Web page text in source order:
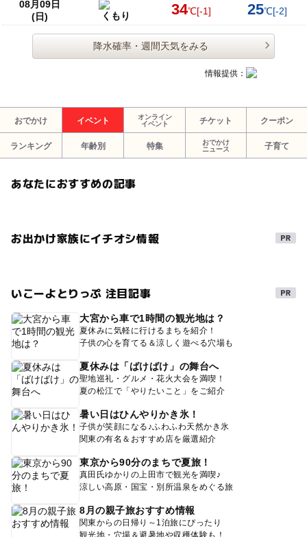
08月09日
(日)
くもり 34℃[-1] 25℃[-2]
降水確率・週間天気をみる
情報提供：
おでかけ イベント
オンライン
イベント
チケット クーポン
ランキング 年齢別 特集
おでかけ
ニュース
子育て
あなたにおすすめの記事
お出かけ家族にイチオシ情報
いこーよとりっぷ 注目記事
大宮から車で1時間の観光地は？
夏休みに気軽に行けるまちを紹介！
子供の心を育てる＆涼しく遊べる穴場も
夏休みは「ばけばけ」の舞台へ
聖地巡礼・グルメ・花火大会を満喫！
夏の松江で「やりたいこと」をご紹介
暑い日はひんやりかき氷！
子供が笑顔になる♪ふわふわ天然かき氷
関東の有名＆おすすめ店を厳選紹介
東京から90分のまちで夏旅！
真田氏ゆかりの上田市で観光を満喫♪
涼しい高原・国宝・別所温泉をめぐる旅
8月の親子旅おすすめ情報
関東からの日帰り～1泊旅にぴったり
観光地・穴場＆避暑地や収穫体験も！